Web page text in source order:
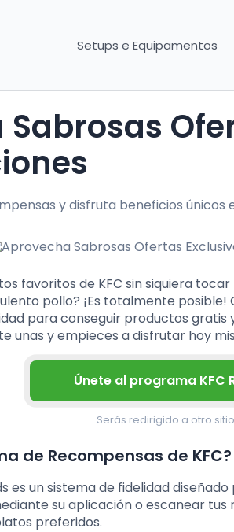
Setups e Equipamentos
y disfruta beneficios únicos
favoritos de KFC sin siquiera
pollo? ¡Es totalmente posible!
para conseguir productos
unas y empieces a disfrutar hoy
Únete al programa KFC
Serás redirigido a otro
de Recompensas de KFC?
es un sistema de fidelidad
su aplicación o escanear
preferidos.